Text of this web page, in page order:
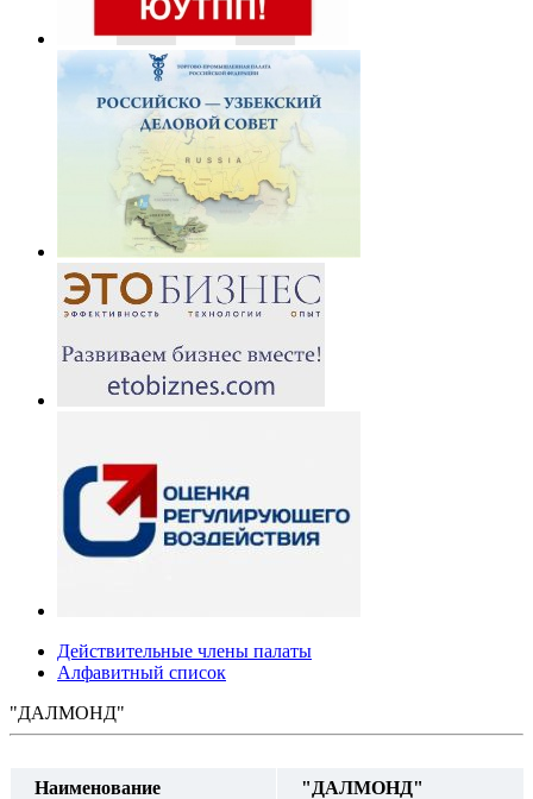
Действительные члены палаты
Алфавитный список
"ДАЛМОНД"
Наименование "ДАЛМОНД"